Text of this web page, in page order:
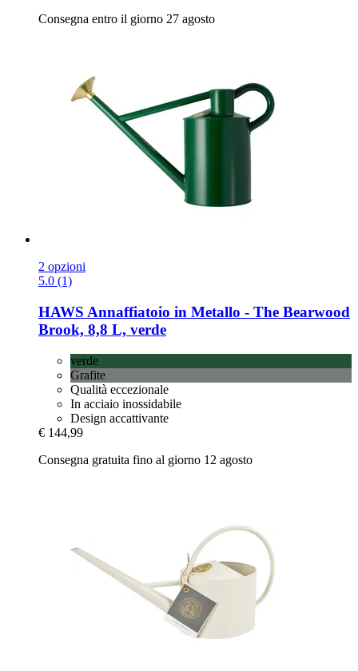
Consegna entro il giorno 27 agosto
2 opzioni
5.0 (1)
HAWS Annaffiatoio in Metallo -​ The Bearwood
Brook, 8,8 L, verde
verde
Grafite
Qualità eccezionale
In acciaio inossidabile
Design accattivante
€ 144,99
Consegna gratuita fino al giorno 12 agosto